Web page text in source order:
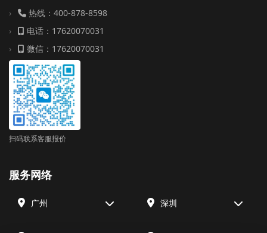
热线：400-878-8598
电话：17620070031
微信：17620070031
扫码联系客服报价
服务网络
广州 深圳